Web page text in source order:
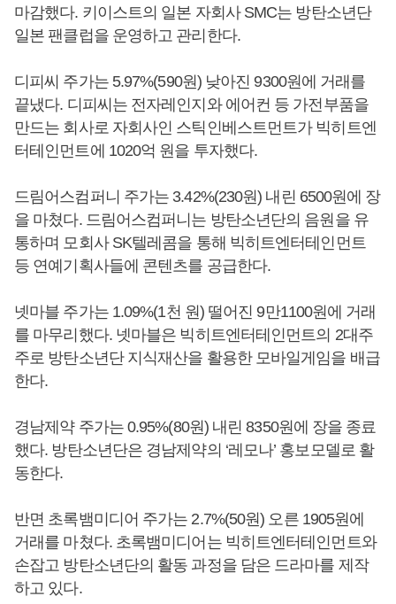
마감했다. 키이스트의 일본 자회사 SMC는 방탄소년단
일본 팬클럽을 운영하고 관리한다.
디피씨 주가는 5.97%(590원) 낮아진 9300원에 거래를
끝냈다. 디피씨는 전자레인지와 에어컨 등 가전부품을
만드는 회사로 자회사인 스틱인베스트먼트가 빅히트엔
터테인먼트에 1020억 원을 투자했다.
드림어스컴퍼니 주가는 3.42%(230원) 내린 6500원에 장
을 마쳤다. 드림어스컴퍼니는 방탄소년단의 음원을 유
통하며 모회사 SK텔레콤을 통해 빅히트엔터테인먼트
등 연예기획사들에 콘텐츠를 공급한다.
넷마블 주가는 1.09%(1천 원) 떨어진 9만1100원에 거래
를 마무리했다. 넷마블은 빅히트엔터테인먼트의 2대주
주로 방탄소년단 지식재산을 활용한 모바일게임을 배급
한다.
경남제약 주가는 0.95%(80원) 내린 8350원에 장을 종료
했다. 방탄소년단은 경남제약의 ‘레모나’ 홍보모델로 활
동한다.
반면 초록뱀미디어 주가는 2.7%(50원) 오른 1905원에
거래를 마쳤다. 초록뱀미디어는 빅히트엔터테인먼트와
손잡고 방탄소년단의 활동 과정을 담은 드라마를 제작
하고 있다.